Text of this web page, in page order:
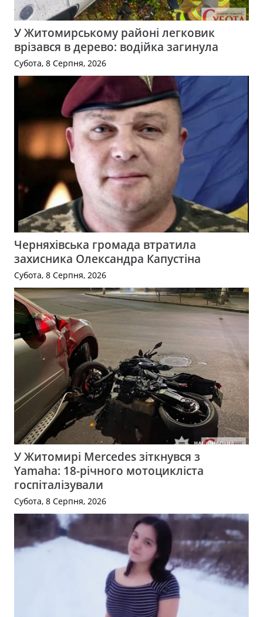
У Житомирському районі легковик
врізався в дерево: водійка загинула
Субота, 8 Серпня, 2026
Черняхівська громада втратила
захисника Олександра Капустіна
Субота, 8 Серпня, 2026
У Житомирі Mercedes зіткнувся з
Yamaha: 18-річного мотоцикліста
госпіталізували
Субота, 8 Серпня, 2026